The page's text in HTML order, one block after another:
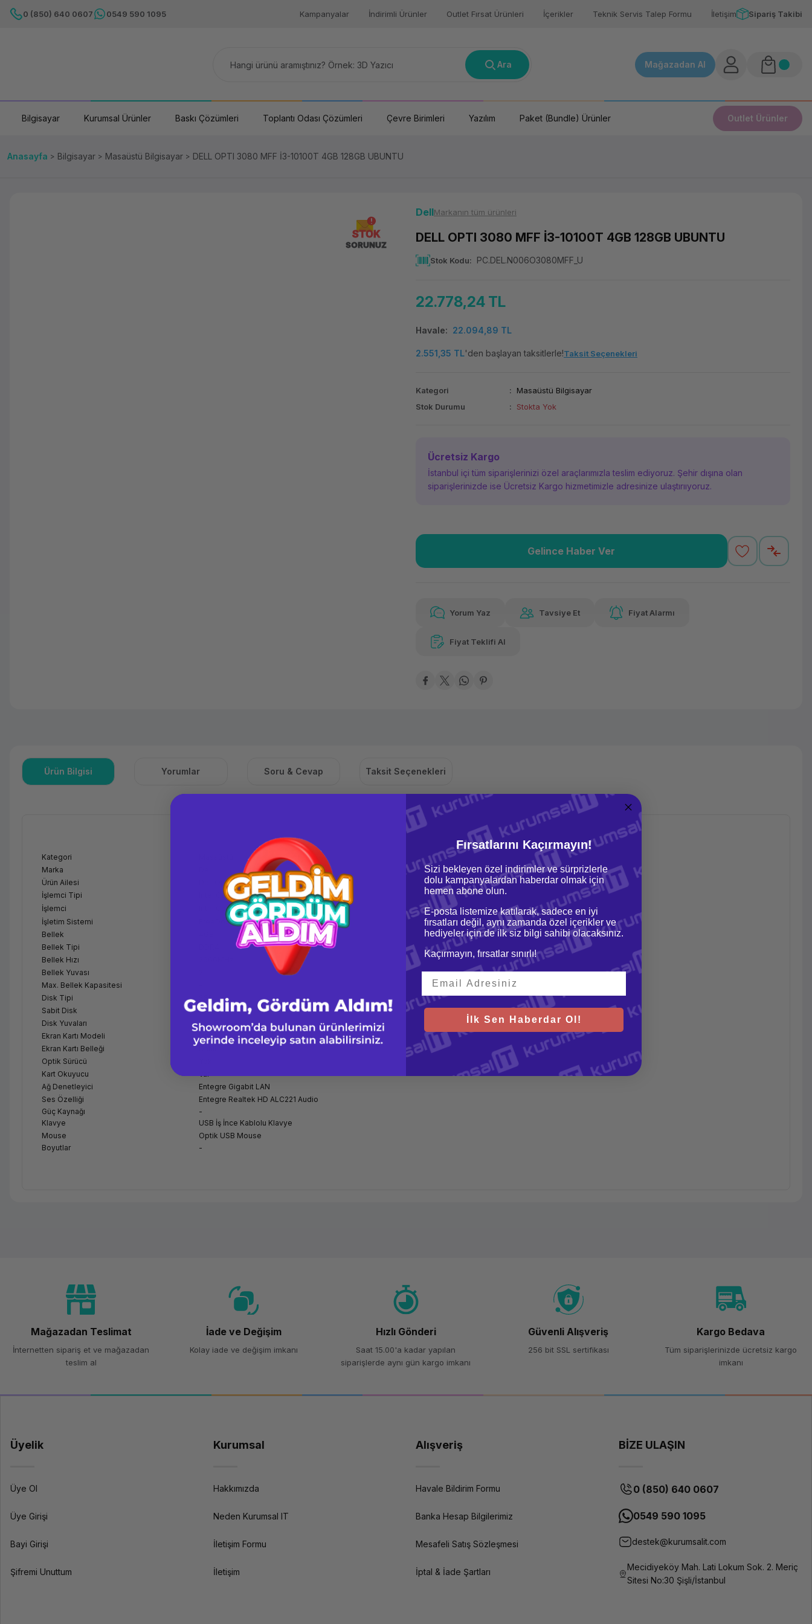
0 (850) 640 0607 0549 590 1095 Kampanyalar İndirimli Ürünler Outlet Fırsat Ürünleri İçerikler Teknik Servis Talep Formu İletişim Sipariş Takibi
Ara Mağazadan Al
Bilgisayar Kurumsal Ürünler Baskı Çözümleri Toplantı Odası Çözümleri Çevre Birimleri Yazılım Paket (Bundle) Ürünler Outlet Ürünler
Anasayfa Bilgisayar Masaüstü Bilgisayar DELL OPTI 3080 MFF İ3-10100T 4GB 128GB UBUNTU
STOK
SORUNUZ
DellMarkanın tüm ürünleri
DELL OPTI 3080 MFF İ3-10100T 4GB 128GB UBUNTU
Stok Kodu PC.DEL.N006O3080MFF_U
22.778,24 TL
Havale 22.094,89 TL
2.551,35 TL'den başlayan taksitlerle!Taksit Seçenekleri
Kategori
Masaüstü Bilgisayar
Stok Durumu
Stokta Yok
Ücretsiz Kargo
İstanbul içi tüm siparişlerinizi özel araçlarımızla teslim ediyoruz. Şehir dışına olan
siparişlerinizde ise Ücretsiz Kargo hizmetimizle adresinize ulaştırııyoruz.
2.551,35 TL
Gelince Haber Ver
Yorum Yaz Tavsiye Et Fiyat Alarmı
Fiyat Teklifi Al
Ürün Bilgisi Yorumlar Soru & Cevap Taksit Seçenekleri
Kategori
Marka
Ürün Ailesi
Dell Optiplex 3080MFF
İşlemci Tipi
Intel Core
İşlemci
Intel Core i3-10100T 2,9 GHz
İşletim Sistemi
FreeDos
Bellek
Bellek Tipi
Bellek Hızı
Bellek Yuvası
Max. Bellek Kapasitesi
Disk Tipi
SSD
Sabit Disk
128GB
Disk Yuvaları
5x2,5 " veya 3,5"
Ekran Kartı Modeli
Dahili
Ekran Kartı Belleği
Optik Sürücü
Kart Okuyucu
Var
Ağ Denetleyici
Entegre Gigabit LAN
Ses Özelliği
Entegre Realtek HD ALC221 Audio
Güç Kaynağı
-
Klavye
USB İş İnce Kablolu Klavye
Mouse
Optik USB Mouse
Boyutlar
-
Mağazadan Teslimat
İnternetten sipariş et ve mağazadan
teslim al
İade ve Değişim
Kolay iade ve değişim imkanı
Hızlı Gönderi
Saat 15.00'a kadar yapılan
siparişlerde aynı gün kargo imkanı
Güvenli Alışveriş
256 bit SSL sertifikası
Kargo Bedava
Tüm siparişlerinizde ücretsiz kargo
imkanı
Üyelik
Üye Ol
Üye Girişi
Bayi Girişi
Şifremi Unuttum
Kurumsal
Hakkımızda
Neden Kurumsal IT
İletişim Formu
İletişim
Alışveriş
Havale Bildirim Formu
Banka Hesap Bilgilerimiz
Mesafeli Satış Sözleşmesi
İptal & İade Şartları
BİZE ULAŞIN
0 (850) 640 0607
0549 590 1095
destek@kurumsalit.com
Mecidiyeköy Mah. Lati Lokum Sok. 2. Meriç
Sitesi No:30 Şişli/İstanbul
Fırsatlarını Kaçırmayın!
Sizi bekleyen özel indirimler ve sürprizlerle
dolu kampanyalardan haberdar olmak için
hemen abone olun.
E-posta listemize katılarak, sadece en iyi
fırsatları değil, aynı zamanda özel içerikler ve
hediyeler için de ilk siz bilgi sahibi olacaksınız.
Kaçırmayın, fırsatlar sınırlı!
İlk Sen Haberdar Ol!